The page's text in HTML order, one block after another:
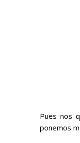
Pues nos
ponemos